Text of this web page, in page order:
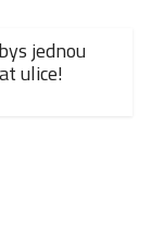
jednou
ulice!